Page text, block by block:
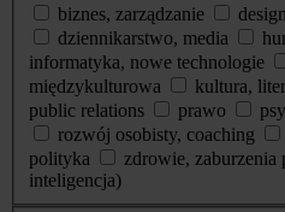
biznes, zarządzanie
dziennikarstwo, media
informatyka, nowe technologie
międzykulturowa
kultura,
public relations
prawo
rozwój osobisty, coaching
polityka
zdrowie, zaburzenia
inteligencja)